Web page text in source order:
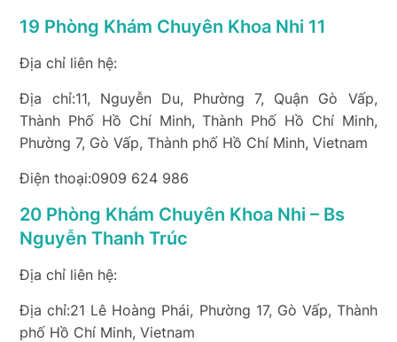
19 Phòng Khám Chuyên Khoa Nhi 11
Địa chỉ liên hệ:
Địa chỉ:11, Nguyễn Du, Phường 7, Quận Gò Vấp,
Thành Phố Hồ Chí Minh, Thành Phố Hồ Chí Minh,
Phường 7, Gò Vấp, Thành phố Hồ Chí Minh, Vietnam
Điện thoại:0909 624 986
20 Phòng Khám Chuyên Khoa Nhi – Bs
Nguyễn Thanh Trúc
Địa chỉ liên hệ:
Địa chỉ:21 Lê Hoàng Phái, Phường 17, Gò Vấp, Thành
phố Hồ Chí Minh, Vietnam